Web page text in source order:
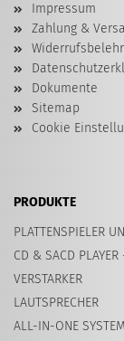
Impressum
Zahlung &
Dokumente
Sitemap
Cookie
PRODUKTE
PLATTENSPIELER
CD & SACD
VERSTARKER
LAUTSPRECHER
ALL-IN-ONE